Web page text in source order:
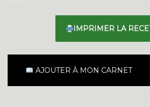
IMPRIMER LA
AJOUTER À MON CARNET